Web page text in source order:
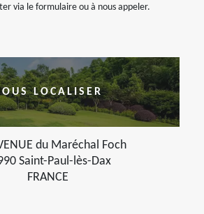
via le formulaire ou à nous appeler.
LOCALISER
du Maréchal Foch
Saint-Paul-lès-Dax
FRANCE